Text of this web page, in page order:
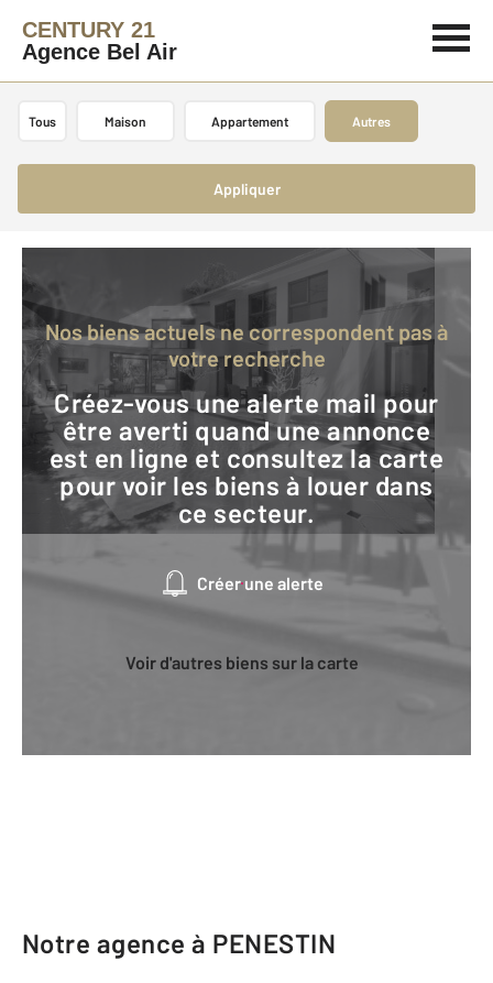
CENTURY 21
Agence Bel Air
Tous Maison Appartement Autres
Appliquer
Nos biens actuels ne correspondent pas à
votre recherche
Créez-vous une alerte mail pour
être averti quand une annonce
est en ligne et consultez la carte
pour voir les biens à louer dans
ce secteur.
Créer une alerte
Voir d'autres biens sur la carte
Notre agence à PENESTIN